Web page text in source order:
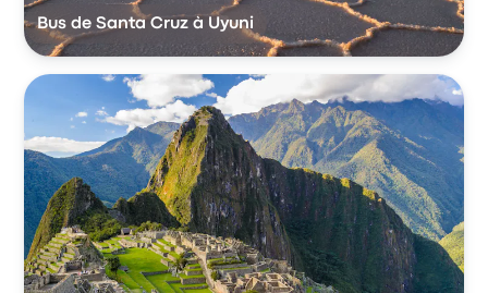
Bus de Santa Cruz à Uyuni